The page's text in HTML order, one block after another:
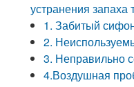
устранения запаха
1. Забитый
2.
3. Неправильно
4.Воздушная